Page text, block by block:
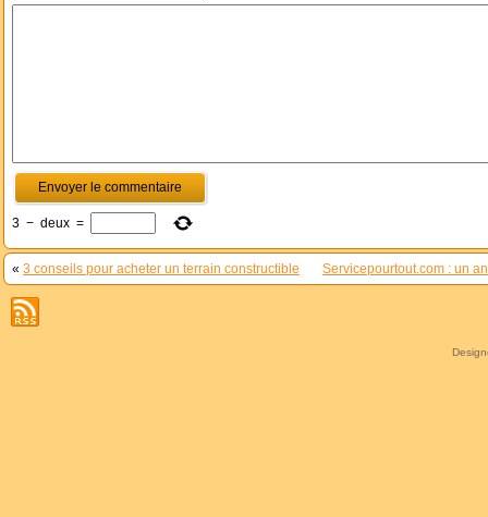
3 − deux =
« 3 conseils pour acheter un terrain constructible Servicepourtout.com : un